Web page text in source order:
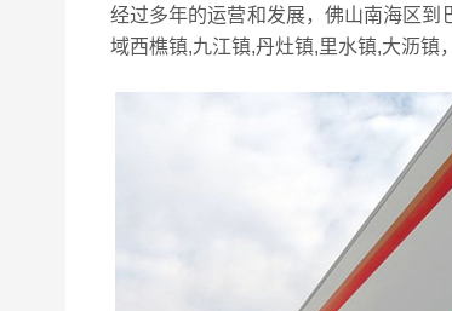
经过多年的运营和发展，佛山南海区
域西樵镇,九江镇,丹灶镇,里水镇,大沥镇